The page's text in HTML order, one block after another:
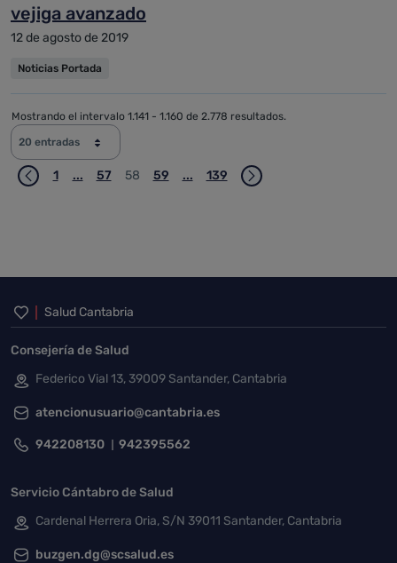
vejiga avanzado
12 de agosto de 2019
Noticias Portada
20 entradas
Mostrando el intervalo 1.141 - 1.160 de 2.778 resultados.
Página
1 ...Páginas intermedias Use TAB para desplazarse.
Página
57 Página
58 Página
59 ...Páginas intermedias Use TAB para
Página
139
Inicio del pie de página
Salud Cantabria
Consejería de Salud
Federico Vial 13, 39009 Santander, Cantabria
atencionusuario@cantabria.es
942208130 942395562
Servicio Cántabro de Salud
Cardenal Herrera Oria, S/N 39011 Santander, Cantabria
buzgen.dg@scsalud.es